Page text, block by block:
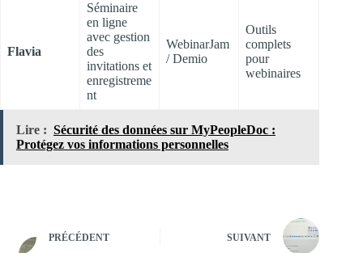
Flavia
Séminaire
en ligne
avec gestion
des
invitations et
enregistreme
nt
WebinarJam
/ Demio
Outils
complets
pour
webinaires
Lire : Sécurité des données sur MyPeopleDoc :
Protégez vos informations personnelles
PRÉCÉDENT SUIVANT